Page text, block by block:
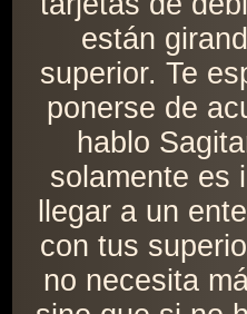
están
superior. Te
ponerse de
hablo
solamente es
llegar a un
con tus
no necesita